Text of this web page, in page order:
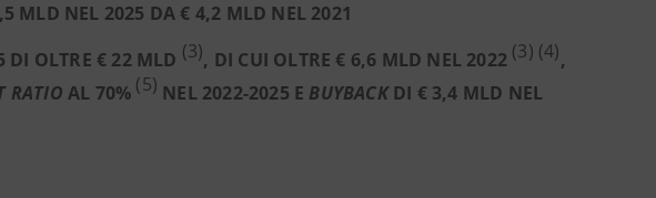
MLD NEL 2025 DA € 4,2 MLD NEL 2021
DI OLTRE € 22 MLD (3), DI CUI OLTRE € 6,6 MLD NEL 2022 (3) (4),
RATIO AL 70% (5) NEL 2022-2025 E BUYBACKDI € 3,4 MLD NEL